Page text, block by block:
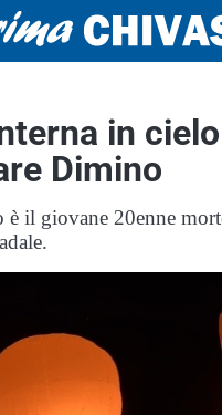
in
Dimino
il giovane 20enne